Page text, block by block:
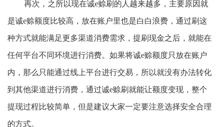
再次，之所以现在诚e赊刷的人越来越多，主要原因就
是诚e赊额度比较高，放在账户里也是白白浪费，通过刷这
种方式就能满足更多渠道消费需求，提刷现金之后，就能在
任何平台不同环境进行消费。如果将诚e赊额度只放在账户
内，那么只能通过线上平台进行交易，所以就没有办法转化
到其他渠道进行消费，通过诚e赊刷就能让额度变现，整个
提现过程比较简单，但是建议大家一定要注意选择安全合理
的方式。